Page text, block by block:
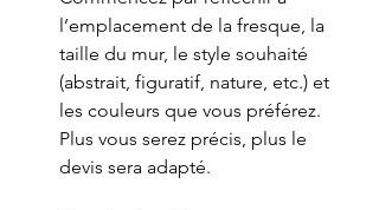
l’emplacement de la fresque, la
taille du mur, le style souhaité
(abstrait, figuratif, nature, etc.) et
les couleurs que vous préférez.
Plus vous serez précis, plus le
devis sera adapté.